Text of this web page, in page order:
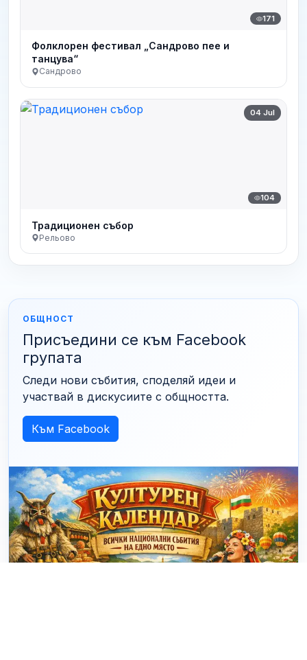
171
Фолклорен фестивал „Сандрово пее и
танцува“
Сандрово
04 Jul
104
Традиционен събор
Рельово
ОБЩНОСТ
Присъедини се към Facebook
групата
Следи нови събития, споделяй идеи и
участвай в дискусиите с общността.
Към Facebook